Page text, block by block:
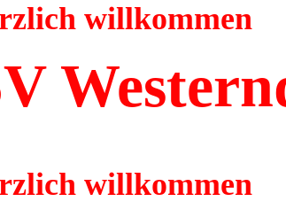
willkommen
willkommen